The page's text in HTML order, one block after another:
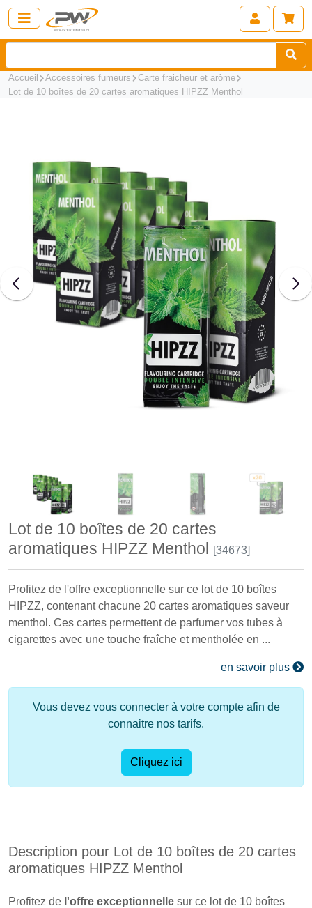
Accueil Accessoires fumeurs
Carte fraicheur et arôme
Lot de 10 boîtes de 20 cartes aromatiques HIPZZ Menthol
Lot de 10 boîtes de 20 cartes
aromatiques HIPZZ Menthol [34673]
Profitez de l'offre exceptionnelle sur ce lot de 10 boîtes
HIPZZ, contenant chacune 20 cartes aromatiques saveur
menthol. Ces cartes permettent de parfumer vos tubes à
cigarettes avec une touche fraîche et mentholée en ...
en savoir plus
Vous devez vous connecter à votre compte afin de
connaitre nos tarifs.
Cliquez ici
Description pour Lot de 10 boîtes de 20 cartes
aromatiques HIPZZ Menthol
Profitez de l'offre exceptionnelle sur ce lot de 10 boîtes